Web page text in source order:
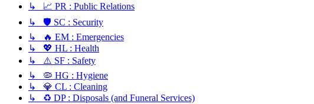
↳ 📈 PR : Public Relations
↳ 🛡️ SC : Security
↳ 🔥 EM : Emergencies
↳ 💖 HL : Health
↳ ⚠️ SF : Safety
↳ 🦠 HG : Hygiene
↳ 💎 CL : Cleaning
↳ ♻️ DP : Disposals (and Funeral Services)